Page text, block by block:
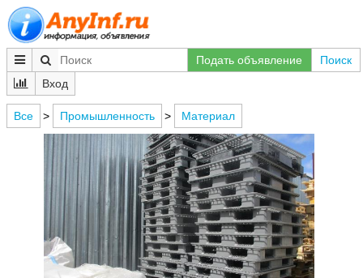
Подать объявление
Поиск
Вход
Все > Промышленность > Материал